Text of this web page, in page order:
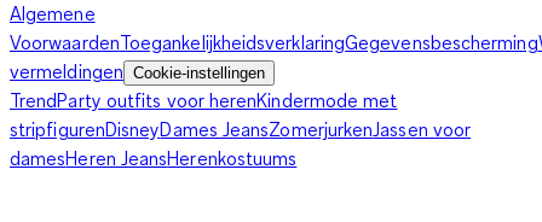
Algemene
VoorwaardenToegankelijkheidsverklaringGegevensbescherming
vermeldingen Cookie-instellingen
TrendParty outfits voor herenKindermode met
stripfigurenDisneyDames JeansZomerjurkenJassen voor
damesHeren JeansHerenkostuums